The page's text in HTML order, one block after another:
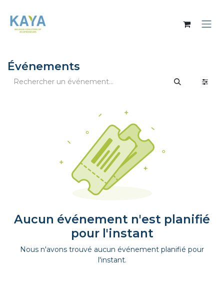
Événements
Aucun événement n'est planifié
pour l'instant
Nous n'avons trouvé aucun événement planifié pour
l'instant.